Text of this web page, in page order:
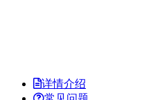
详情介绍